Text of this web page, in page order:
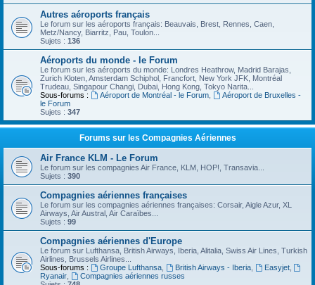
Autres aéroports français
Le forum sur les aéroports français: Beauvais, Brest, Rennes, Caen,
Metz/Nancy, Biarritz, Pau, Toulon...
Sujets : 136
Aéroports du monde - le Forum
Le forum sur les aéroports du monde: Londres Heathrow, Madrid Barajas,
Zurich Kloten, Amsterdam Schiphol, Francfort, New York JFK, Montréal
Trudeau, Singapour Changi, Dubai, Hong Kong, Tokyo Narita...
Sous-forums :
Aéroport de Montréal - le Forum,
Aéroport de Bruxelles -
le Forum
Sujets : 347
Forums sur les Compagnies Aériennes
Air France KLM - Le Forum
Le forum sur les compagnies Air France, KLM, HOP!, Transavia...
Sujets : 390
Compagnies aériennes françaises
Le forum sur les compagnies aériennes françaises: Corsair, Aigle Azur, XL
Airways, Air Austral, Air Caraïbes...
Sujets : 99
Compagnies aériennes d'Europe
Le forum sur Lufthansa, British Airways, Iberia, Alitalia, Swiss Air Lines, Turkish
Airlines, Brussels Airlines...
Sous-forums :
Groupe Lufthansa, British Airways - Iberia, Easyjet,
Ryanair
Compagnies aériennes russes